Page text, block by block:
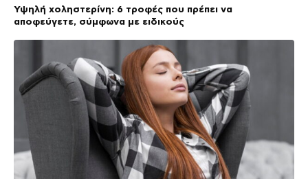
Υψηλή χοληστερίνη: 6 τροφές που πρέπει να
αποφεύγετε, σύμφωνα με ειδικούς